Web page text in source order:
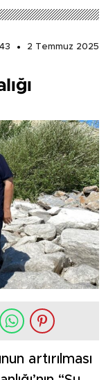
2 Temmuz 2025
artırılması